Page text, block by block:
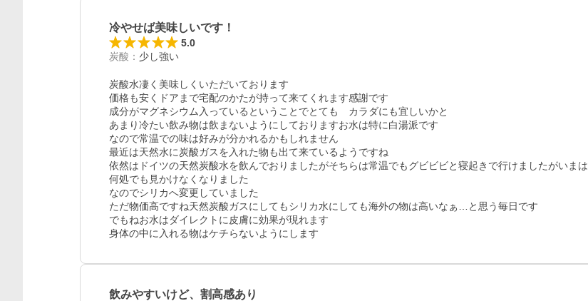
冷やせば美味しいです！
5.0
炭酸 ： 少し強い
炭酸水凄く美味しくいただいております
価格も安くドアまで宅配のかたが持って来てくれます感謝です
成分がマグネシウム入っているということでとても　カラダにも宜しいかと
あまり冷たい飲み物は飲まないようにしておりますお水は特に白湯派です
なので常温での味は好みが分かれるかもしれません
最近は天然水に炭酸ガスを入れた物も出て来ているようですね
依然はドイツの天然炭酸水を飲んでおりましたがそちらは常温でもグビビビと寝起きで行けましたがいまは
何処でも見かけなくなりました
なのでシリカへ変更していました
ただ物価高ですね天然炭酸ガスにしてもシリカ水にしても海外の物は高いなぁ…と思う毎日です
でもねお水はダイレクトに皮膚に効果が現れます
身体の中に入れる物はケチらないようにします
飲みやすいけど、割高感あり